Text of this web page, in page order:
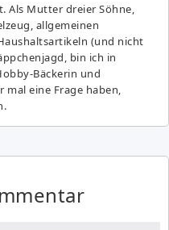
Als Mutter dreier Söhne,
allgemeinen
(und nicht
bin ich in
Bäckerin und
eine Frage haben,